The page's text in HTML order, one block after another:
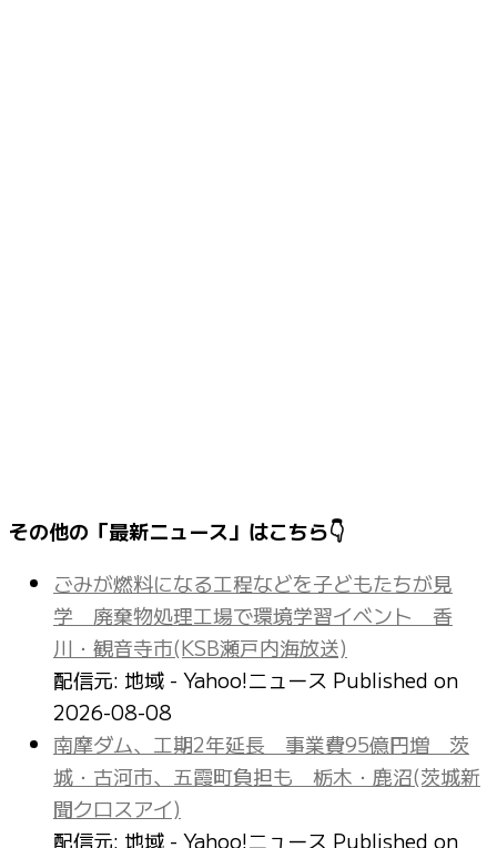
その他の「最新ニュース」はこちら👇
ごみが燃料になる工程などを子どもたちが見
学 廃棄物処理工場で環境学習イベント 香
川・観音寺市(KSB瀬戸内海放送)
配信元: 地域 - Yahoo!ニュース Published on
2026-08-08
南摩ダム、工期2年延長 事業費95億円増 茨
城・古河市、五霞町負担も 栃木・鹿沼(茨城新
聞クロスアイ)
配信元: 地域 - Yahoo!ニュース Published on